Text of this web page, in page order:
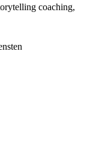
coaching,